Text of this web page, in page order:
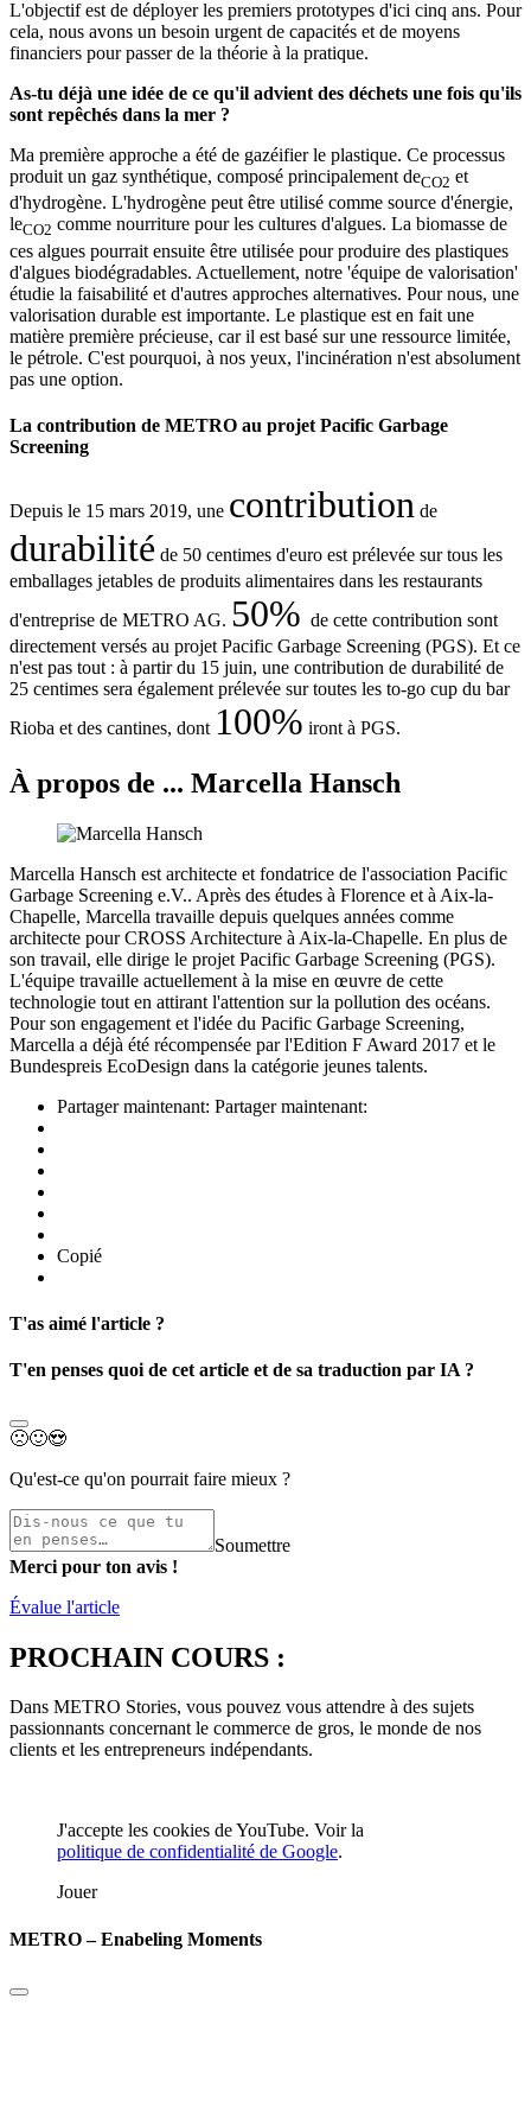
L'objectif est de déployer les premiers prototypes d'ici cinq ans. Pour
cela, nous avons un besoin urgent de capacités et de moyens
financiers pour passer de la théorie à la pratique.
As-tu déjà une idée de ce qu'il advient des déchets une fois qu'ils
sont repêchés dans la mer ?
Ma première approche a été de gazéifier le plastique. Ce processus
produit un gaz synthétique, composé principalement deCO2 et
d'hydrogène. L'hydrogène peut être utilisé comme source d'énergie,
leCO2 comme nourriture pour les cultures d'algues. La biomasse de
ces algues pourrait ensuite être utilisée pour produire des plastiques
d'algues biodégradables. Actuellement, notre 'équipe de valorisation'
étudie la faisabilité et d'autres approches alternatives. Pour nous, une
valorisation durable est importante. Le plastique est en fait une
matière première précieuse, car il est basé sur une ressource limitée,
le pétrole. C'est pourquoi, à nos yeux, l'incinération n'est absolument
pas une option.
La contribution de METRO au projet Pacific Garbage
Screening
Depuis le 15 mars 2019, une contribution de
durabilité de 50 centimes d'euro est prélevée sur tous les
emballages jetables de produits alimentaires dans les restaurants
d'entreprise de METRO AG. 50% de cette contribution sont
directement versés au projet Pacific Garbage Screening (PGS). Et ce
n'est pas tout : à partir du 15 juin, une contribution de durabilité de
25 centimes sera également prélevée sur toutes les to-go cup du bar
Rioba et des cantines, dont 100% iront à PGS.
À propos de ... Marcella Hansch
Marcella Hansch est architecte et fondatrice de l'association Pacific
Garbage Screening e.V.. Après des études à Florence et à Aix-la-
Chapelle, Marcella travaille depuis quelques années comme
architecte pour CROSS Architecture à Aix-la-Chapelle. En plus de
son travail, elle dirige le projet Pacific Garbage Screening (PGS).
L'équipe travaille actuellement à la mise en œuvre de cette
technologie tout en attirant l'attention sur la pollution des océans.
Pour son engagement et l'idée du Pacific Garbage Screening,
Marcella a déjà été récompensée par l'Edition F Award 2017 et le
Bundespreis EcoDesign dans la catégorie jeunes talents.
Partager maintenant: Partager maintenant:
Copié
T'as aimé l'article ?
T'en penses quoi de cet article et de sa traduction par IA ?
🙁🙂😍
Qu'est-ce qu'on pourrait faire mieux ?
Soumettre
Merci pour ton avis !
Évalue l'article
PROCHAIN COURS :
Dans METRO Stories, vous pouvez vous attendre à des sujets
passionnants concernant le commerce de gros, le monde de nos
clients et les entrepreneurs indépendants.
J'accepte les cookies de YouTube. Voir la
politique de confidentialité de Google.
Jouer
METRO – Enabeling Moments